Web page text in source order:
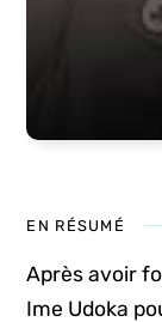
EN RÉSUMÉ
Après avoir
Ime Udoka